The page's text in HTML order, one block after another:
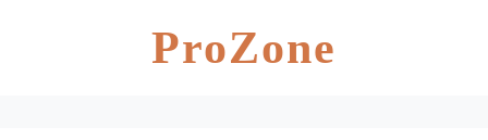
ProZone